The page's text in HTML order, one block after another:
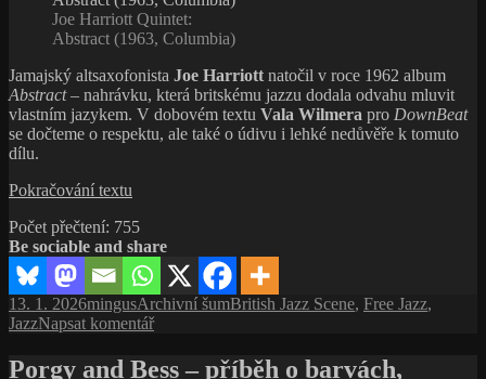
Joe Harriott Quintet:
Abstract (1963, Columbia)
Jamajský altsaxofonista Joe Harriott natočil v roce 1962 album
Abstract– nahrávku, která britskému jazzu dodala odvahu mluvit
vlastním jazykem. V dobovém textu Vala Wilmera pro DownBeat
se dočteme o respektu, ale také o údivu i lehké nedůvěře k tomuto
dílu.
Pokračování textu
Harriotta
(1963)
–
průlom
britského
jazzu
Počet přečtení: 755
Be sociable and share
Publikováno:
13. 1. 2026Autor:
mingusRubriky:
Archivní šumŠtítky:
British Jazz Scene, Free Jazz,
JazzNapsat komentářpro
Porgy and Bess – příběh o barvách,